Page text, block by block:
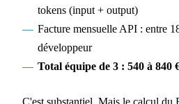
tokens (input + output)
Facture mensuelle API : entre
développeur
Total équipe de 3 : 540 à 840